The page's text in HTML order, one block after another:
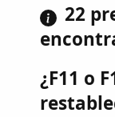
22
¿F11 o